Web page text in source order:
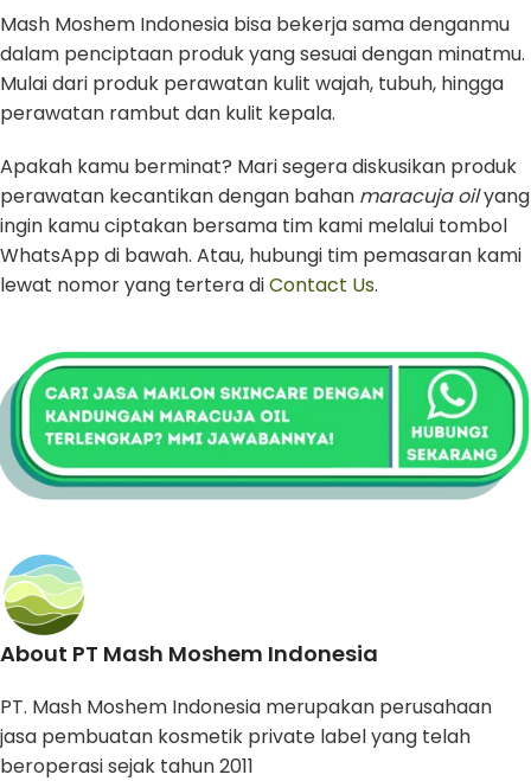
Mash Moshem Indonesia bisa bekerja sama denganmu
dalam penciptaan produk yang sesuai dengan minatmu.
Mulai dari produk perawatan kulit wajah, tubuh, hingga
perawatan rambut dan kulit kepala.
Apakah kamu berminat? Mari segera diskusikan produk
perawatan kecantikan dengan bahan maracuja oilyang
ingin kamu ciptakan bersama tim kami melalui tombol
WhatsApp di bawah. Atau, hubungi tim pemasaran kami
lewat nomor yang tertera diContact Us.
About PT Mash Moshem Indonesia
PT. Mash Moshem Indonesia merupakan perusahaan
jasa pembuatan kosmetik private label yang telah
beroperasi sejak tahun 2011